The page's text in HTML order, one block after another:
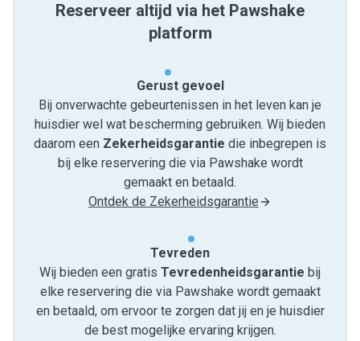
Reserveer altijd via het Pawshake
platform
Gerust gevoel
Bij onverwachte gebeurtenissen in het leven kan je
huisdier wel wat bescherming gebruiken. Wij bieden
daarom een Zekerheidsgarantie die inbegrepen is
bij elke reservering die via Pawshake wordt
gemaakt en betaald.
Ontdek de Zekerheidsgarantie
Tevreden
Wij bieden een gratis Tevredenheids­garantie bij
elke reservering die via Pawshake wordt gemaakt
en betaald, om ervoor te zorgen dat jij en je huisdier
de best mogelijke ervaring krijgen.